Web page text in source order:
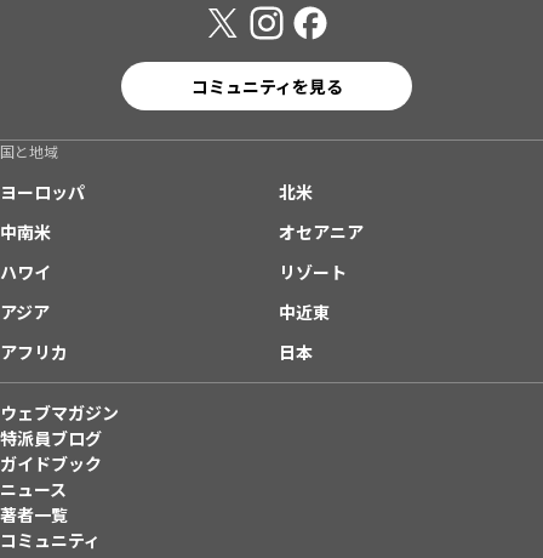
コミュニティを見る
国と地域
ヨーロッパ
北米
中南米
オセアニア
ハワイ
リゾート
アジア
中近東
アフリカ
日本
ウェブマガジン
特派員ブログ
ガイドブック
ニュース
著者一覧
コミュニティ